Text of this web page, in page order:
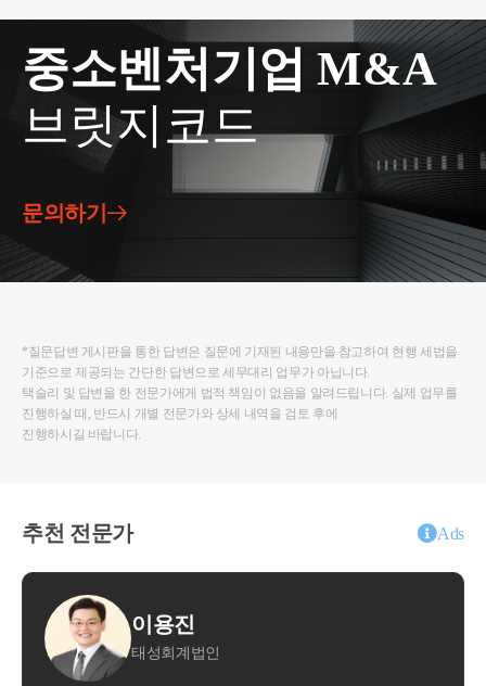
b.분양권(조합원입주권)을 취득한 날부터 3년 이내
종전주택 양도
c. 종전주택은 1세대 1주택 비과세 요건(2년 보유 및
거주 등)을 충족할 것
​2. 분양권(입주권) 취득일로부터 3년이 지난 후 종전
주택을 양도하는 경우
▶주택을 분양권(입주권) 취득일로부터 3년이 지나
서 양도시 아래 요건을 모두 충족하는 경우
a. 종전주택을 취득한 날부터 1년 이상 지난 후 분양
권(조합원입주권)취득
b. 재개발·재건축 주택이 완성된 후 3년 이내 재개발·
c. 재개발·재건축주택이 완성되기 전 또는 완성된 후
3년 이내에 종전주택 양도
d. 종전주택은 1세대 1주택 비과세 요건(2년 이상 보
유 및 거주 등)을 충족할 것
* 보다 궁금한 사항이 있으실 경우, 부담없이 02 6403
됩니다.
중소벤처기업 M&A
브릿지코드
문의하기
*질문답변 게시판을 통한 답변은 질문에 기재된 내용만을 참고하여 현행 세법을
기준으로 제공되는 간단한 답변으로 세무대리 업무가 아닙니다.
택슬리 및 답변을 한 전문가에게 법적 책임이 없음을 알려드립니다. 실제 업무를
진행하실 때, 반드시 개별 전문가와 상세 내역을 검토 후에
진행하시길 바랍니다.
추천 전문가 Ads
이용진
태성회계법인